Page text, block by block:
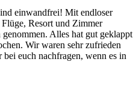
einwandfrei! Mit endloser
Resort und Zimmer
genommen. Alles hat gut geklappt
Wir waren sehr zufrieden
euch nachfragen, wenn es in